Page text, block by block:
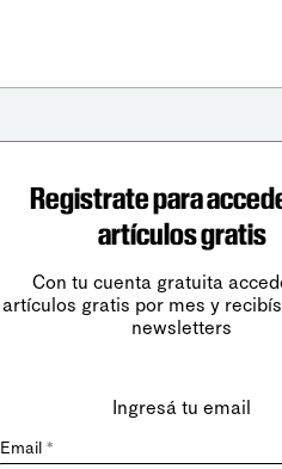
Registrate para
artículos gratis
Con tu cuenta gratuita
artículos gratis por mes y
newsletters
Ingresá tu email
Email *